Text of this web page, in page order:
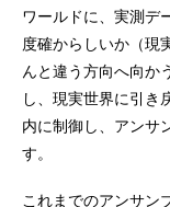
ワールドに、実測デ
度確からしいか（現
んと違う方向へ向か
し、現実世界に引き
内に制御し、アンサ
す。
これまでのアンサン